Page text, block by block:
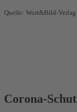
Quelle: Wort&Bild-Verlag
Corona-